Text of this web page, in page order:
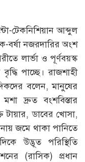
টেকনিশিয়ান আব্দুল
বর্ষা নজরদারির অংশ
লার্ভা ও পূর্ণবয়স্ক
পাচ্ছে। রাজশাহী
বলেন, মানুষের
দ্রুত বংশবিস্তার
টায়ার, ডাবের খোসা,
জমে থাকা পানিতে
উদ্ভূত পরিস্থিতি
(রাসিক) প্রধান